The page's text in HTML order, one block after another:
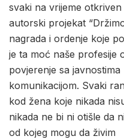
svaki na vrijeme
autorski projekat
nagrada i ordenje koje
je ta moć naše profesije
povjerenje sa
komunikacijom. Svaki
kod žena koje nikada
nikada ne bi ni otišle da
od kojeg mogu da živim